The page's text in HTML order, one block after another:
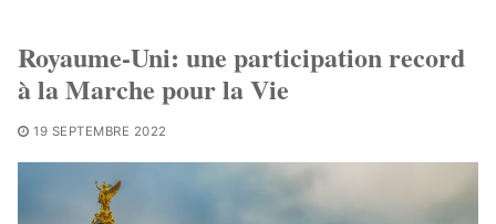
Royaume-Uni: une participation record
à la Marche pour la Vie
19 SEPTEMBRE 2022